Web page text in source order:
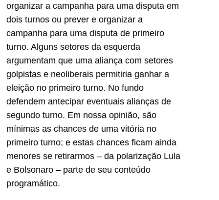
organizar a campanha para uma disputa em
dois turnos ou prever e organizar a
campanha para uma disputa de primeiro
turno. Alguns setores da esquerda
argumentam que uma aliança com setores
golpistas e neoliberais permitiria ganhar a
eleição no primeiro turno. No fundo
defendem antecipar eventuais alianças de
segundo turno. Em nossa opinião, são
mínimas as chances de uma vitória no
primeiro turno; e estas chances ficam ainda
menores se retirarmos – da polarização Lula
e Bolsonaro – parte de seu conteúdo
programático.